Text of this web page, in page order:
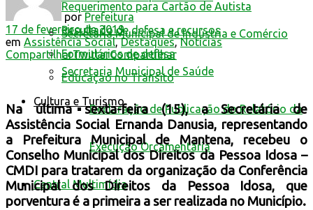
Requerimento para Cartão de Autista
Resultado de defesa e recursos
Formulários de defesa
Educação no Trânsito
Cultura e Turismo
Secretaria Municipal de Indústria e Comércio
Secretaria Municipal de Saúde
Declaração de Publicação do Relatório da
Execução Orçamentária
Central Multimídia
por Prefeitura
17 de fevereiro de 2019
em Assistência Social,Destaques,Notícias
CompartilharTwittarCompartilhar
Na última sexta-feira (15), a Secretária de
Assistência Social Ernanda Danusia, representando
a Prefeitura Municipal de Mantena, recebeu o
Conselho Municipal dos Direitos da Pessoa Idosa –
CMDI para tratarem da organização da Conferência
Municipal dos Direitos da Pessoa Idosa, que
porventura é a primeira a ser realizada no Município.